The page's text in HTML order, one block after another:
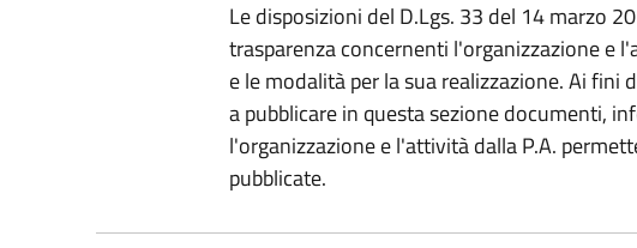
Le disposizioni del D.Lgs. 33 del 14 marzo
trasparenza concernenti l'organizzazione e
e le modalità per la sua realizzazione. Ai fini
a pubblicare in questa sezione documenti,
l'organizzazione e l'attività dalla P.A.
pubblicate.